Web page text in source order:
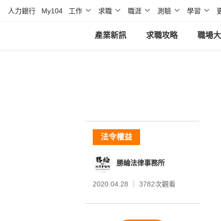
人力銀行 My104 工作 求職 職涯 測驗 學習
產業新訊 求職攻略 職場
法令權益
勝綸法律事務所
2020.04.28 ｜ 3782次觀看